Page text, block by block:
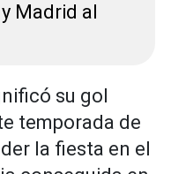
Madrid al
su gol
temporada de
la fiesta en el